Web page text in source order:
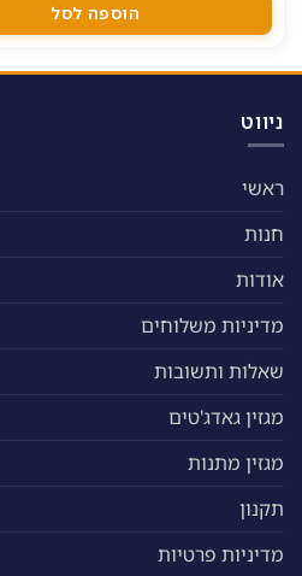
הוספה לסל
ניווט
ראשי
חנות
אודות
מדיניות משלוחים
שאלות ותשובות
מגזין גאדג'טים
מגזין מתנות
תקנון
מדיניות פרטיות